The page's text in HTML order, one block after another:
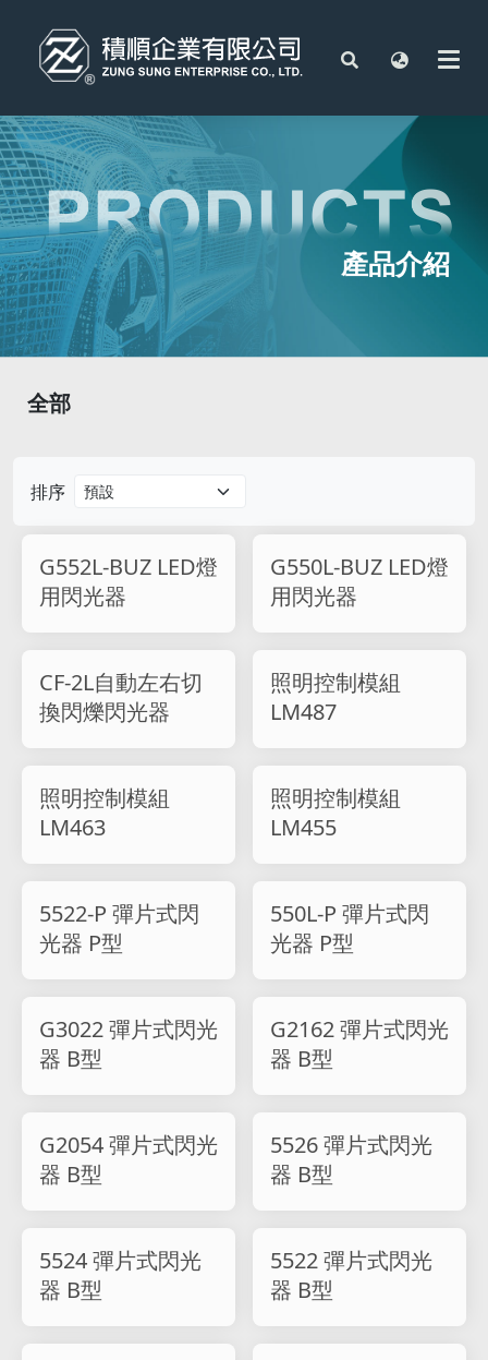
產品介紹
排序
G552L-BUZ LED燈
用閃光器
G550L-BUZ LED燈
用閃光器
CF-2L自動左右切
換閃爍閃光器
照明控制模組
LM487
照明控制模組
LM463
照明控制模組
LM455
5522-P 彈片式閃
光器 P型
550L-P 彈片式閃
光器 P型
G3022 彈片式閃光
器 B型
G2162 彈片式閃光
器 B型
G2054 彈片式閃光
器 B型
5526 彈片式閃光
器 B型
5524 彈片式閃光
器 B型
5522 彈片式閃光
器 B型
全部